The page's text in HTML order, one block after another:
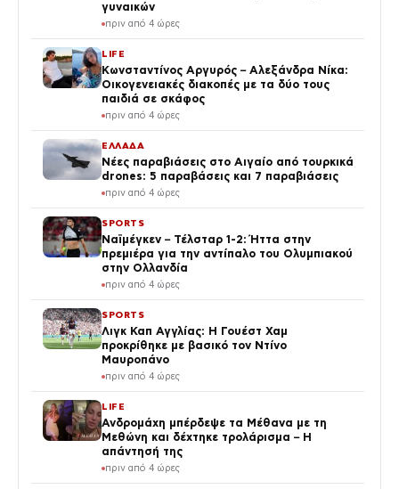
γυναικών
πριν από 4 ώρες
LIFE
Κωνσταντίνος Αργυρός – Αλεξάνδρα Νίκα:
Οικογενειακές διακοπές με τα δύο τους
παιδιά σε σκάφος
πριν από 4 ώρες
ΕΛΛΑΔΑ
Νέες παραβιάσεις στο Αιγαίο από τουρκικά
drones: 5 παραβάσεις και 7 παραβιάσεις
πριν από 4 ώρες
SPORTS
Ναϊμέγκεν – Τέλσταρ 1-2: Ήττα στην
πρεμιέρα για την αντίπαλο του Ολυμπιακού
στην Ολλανδία
πριν από 4 ώρες
SPORTS
Λιγκ Καπ Αγγλίας: Η Γουέστ Χαμ
προκρίθηκε με βασικό τον Ντίνο
Μαυροπάνο
πριν από 4 ώρες
LIFE
Ανδρομάχη μπέρδεψε τα Μέθανα με τη
Μεθώνη και δέχτηκε τρολάρισμα – Η
απάντησή της
πριν από 4 ώρες